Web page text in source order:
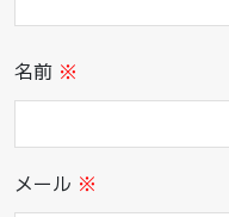
名前 ※
メール ※